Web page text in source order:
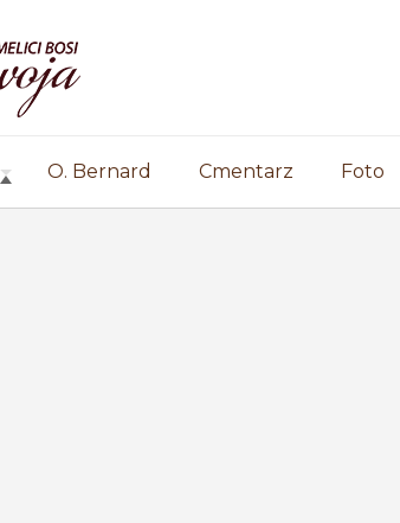
O. Bernard Cmentarz Foto